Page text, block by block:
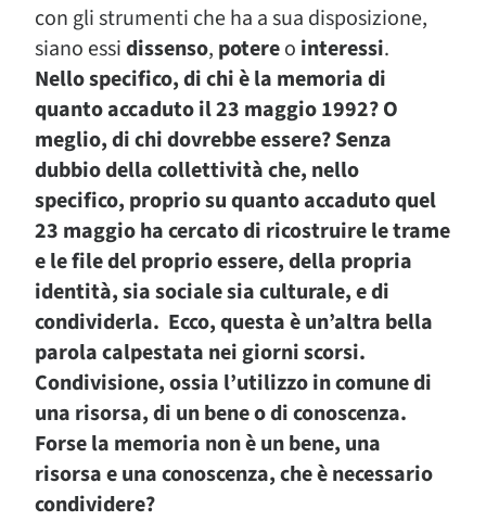
con gli strumenti che ha a sua disposizione,
siano essidissenso, potereo interessi.
Nello specifico, di chi è la memoria di
quanto accaduto il 23 maggio 1992? O
meglio, di chi dovrebbe essere? Senza
dubbio della collettività che, nello
specifico, proprio su quanto accaduto quel
23 maggio ha cercato di ricostruire le trame
e le file del proprio essere, della propria
identità, sia sociale sia culturale, e di
condividerla. Ecco, questa è un’altra bella
parola calpestata nei giorni scorsi.
Condivisione, ossia l’utilizzo in comune di
una risorsa, di un bene o di conoscenza.
Forse la memoria non è un bene, una
risorsa e una conoscenza, che è necessario
condividere?